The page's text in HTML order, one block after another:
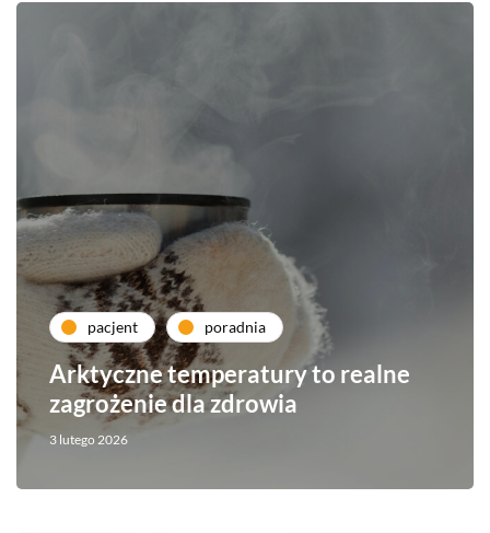
pacjent poradnia
Arktyczne temperatury to realne
zagrożenie dla zdrowia
3 lutego 2026